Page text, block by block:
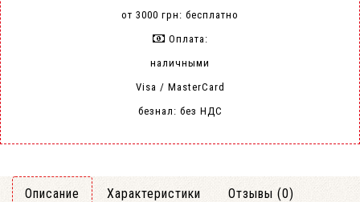
от 3000 грн: бесплатно
Оплата:
наличными
Visa / MasterCard
безнал: без НДС
Описание Характеристики Отзывы (0)